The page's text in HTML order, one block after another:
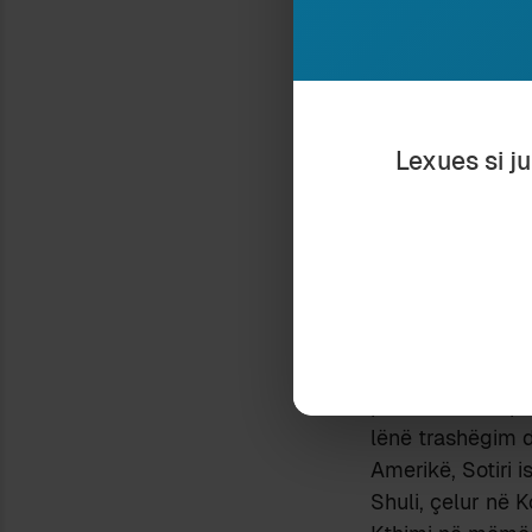
Phineas Kennedy
nxënit e artit të
-in,
Kristaq Sotiri
lënë trashëgim
Amerikë, Sotiri
Shuli, çelur në
Lexues si